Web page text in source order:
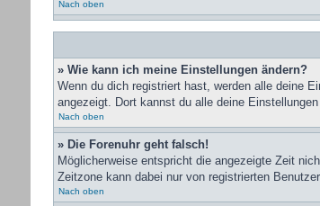
Nach oben
» Wie kann ich meine Einstellungen ändern?
Wenn du dich registriert hast, werden alle deine
angezeigt. Dort kannst du alle deine Einstellungen
Nach oben
» Die Forenuhr geht falsch!
Möglicherweise entspricht die angezeigte Zeit
Zeitzone kann dabei nur von registrierten
Nach oben